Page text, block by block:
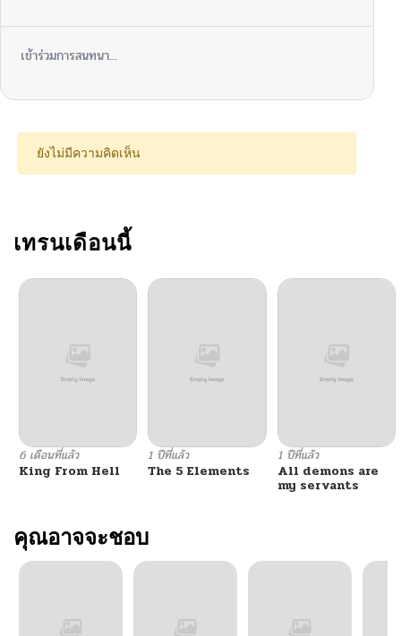
เข้าร่วมการสนทนา...
ยังไม่มีความคิดเห็น
เทรนเดือนนี้
6 เดือนที่แล้ว
King From Hell
1 ปีที่แล้ว
The 5 Elements
1 ปีที่แล้ว
All demons are
my servants
คุณอาจจะชอบ